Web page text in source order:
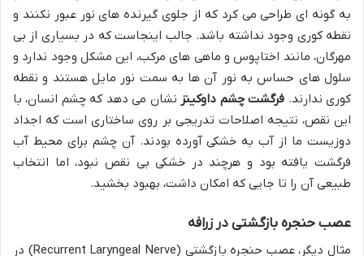
به گونه ای طراحی می کرد که از جلوی گیرنده های نور عبور نکنند و
نقطه کوری وجود نداشته باشد. جالب اینجاست که در بسیاری از بی
مهرگان، مانند اختاپوس و ماهی های مرکب، این مشکل وجود ندارد و
سلول های حساس به نور آن ها به سمت نور مایل هستند و نقطه
کوری ندارند. فرگشت چشم داوکینز نشان می دهد که چشم انسان، با
این نقص، نتیجه اصلاحات تدریجی بر روی ساختاری است که اجداد
دوزیست ما از آب به خشکی آورده بودند. آن چشم برای محیط آب
فرگشت یافته بود و هرچند در خشکی بی نقص نبود، اما انتخاب
طبیعی آن را تا جایی که امکان داشت، بهبود بخشید.
عصب حنجره بازگشتی در زرافه
مثال دیگر، عصب حنجره بازگشتی (Recurrent Laryngeal Nerve) در